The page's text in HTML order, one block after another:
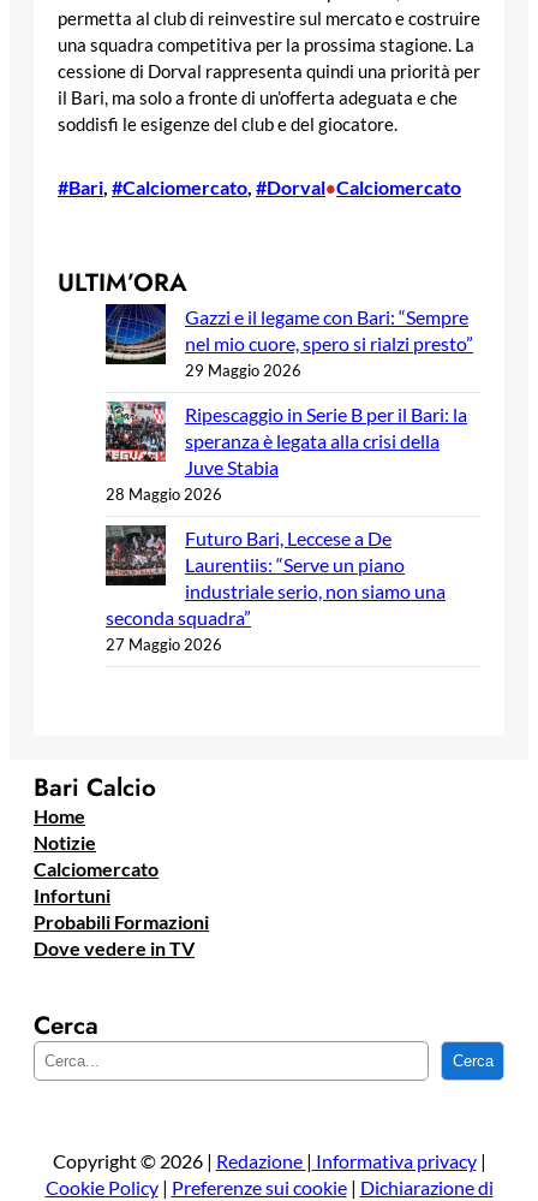
permetta al club di reinvestire sul mercato e costruire
una squadra competitiva per la prossima stagione. La
cessione di Dorval rappresenta quindi una priorità per
il Bari, ma solo a fronte di un’offerta adeguata e che
soddisfi le esigenze del club e del giocatore.
#Bari #Calciomercato #Dorval•Calciomercato
ULTIM’ORA
Gazzi e il legame con Bari: “Sempre
nel mio cuore, spero si rialzi presto”
29 Maggio 2026
Ripescaggio in Serie B per il Bari: la
speranza è legata alla crisi della
Juve Stabia
28 Maggio 2026
Futuro Bari, Leccese a De
Laurentiis: “Serve un piano
industriale serio, non siamo una
seconda squadra”
27 Maggio 2026
Bari Calcio
Home
Notizie
Calciomercato
Infortuni
Probabili Formazioni
Dove vedere in TV
Cerca
e
a
Cerca
Copyright © 2026 | Redazione | Informativa privacy|
Cookie Policy| Preferenze sui cookie| Dichiarazione di